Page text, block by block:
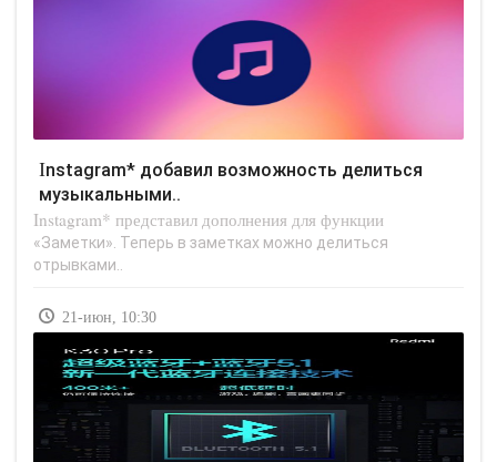
Instagram* добавил возможность делиться
музыкальными..
Instagram* представил дополнения для функции
«Заметки». Теперь в заметках можно делиться
отрывками..
21-июн, 10:30